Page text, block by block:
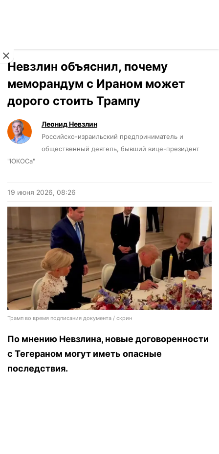
Невзлин объяснил, почему
меморандум с Ираном может
дорого стоить Трампу
Леонид Невзлин
Российско-израильский предприниматель и
общественный деятель, бывший вице-президент
"ЮКОСа"
19 июня 2026, 08:26
Трамп во время подписания документа / скрин
По мнению Невзлина, новые договоренности
с Тегераном могут иметь опасные
последствия.